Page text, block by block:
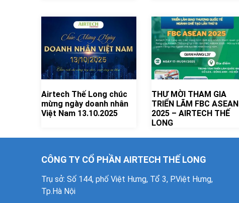
Airtech Thế Long chúc
mừng ngày doanh nhân
Việt Nam 13.10.2025
THƯ MỜI THAM GIA
TRIỂN LÃM FBC ASEAN
2025 – AIRTECH THẾ
LONG
CÔNG TY CỔ PHẦN AIRTECH THẾ LONG
Trụ sở: Số 144, phố Việt Hưng, Tổ 3, P.Việt Hưng,
Tp.Hà Nội